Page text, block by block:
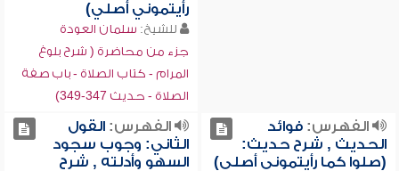
رأيتموني أصلي)
للشيخ: سلمان العودة
جزء من محاضرة ( شرح بلوغ
المرام - كتاب الصلاة - باب صفة
الصلاة - حديث 347-349)
الفهرس:فوائد
الحديث , شرح حديث:
(صلوا كما رأيتموني أصلي)
الفهرس:القول
الثاني: وجوب سجود
السهو وأدلته , شرح